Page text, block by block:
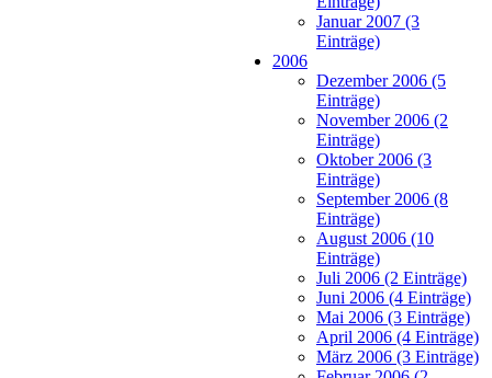
Januar 2007 (3
Einträge)
2006
Dezember 2006 (5
Einträge)
November 2006 (2
Einträge)
Oktober 2006 (3
Einträge)
September 2006 (8
Einträge)
August 2006 (10
Einträge)
Juli 2006 (2 Einträge)
Juni 2006 (4 Einträge)
Mai 2006 (3 Einträge)
April 2006 (4 Einträge)
März 2006 (3 Einträge)